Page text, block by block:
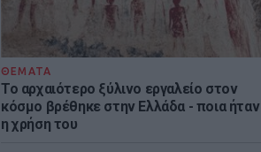
ΘΕΜΑΤΑ
Το αρχαιότερο ξύλινο εργαλείο στον
κόσμο βρέθηκε στην Ελλάδα - ποια ήταν
η χρήση του